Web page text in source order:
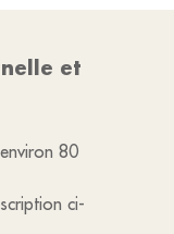
et
80
ci-